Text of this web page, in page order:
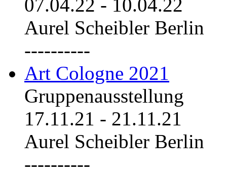
07.04.22 - 10.04.22
Aurel Scheibler Berlin
----------
Art Cologne 2021
Gruppenausstellung
17.11.21 - 21.11.21
Aurel Scheibler Berlin
----------